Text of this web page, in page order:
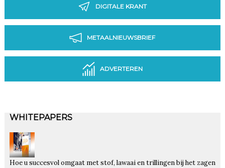
DIGITALE KRANT
METAALNIEUWSBRIEF
ADVERTEREN
WHITEPAPERS
Hoe u succesvol omgaat met stof, lawaai en trillingen bij het zagen